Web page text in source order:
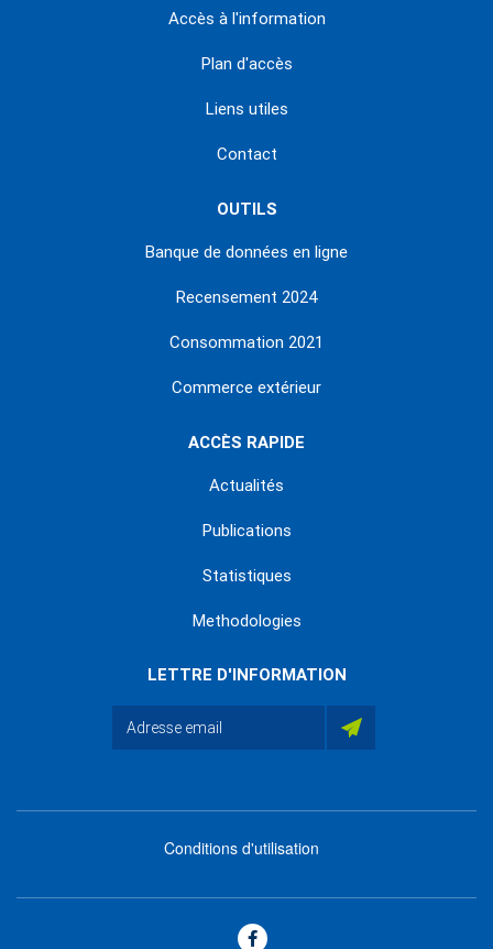
Accès à l'information
Plan d'accès
Liens utiles
Contact
OUTILS
Banque de données en ligne
Recensement 2024
Consommation 2021
Commerce extérieur
ACCÈS RAPIDE
Actualités
Publications
Statistiques
Methodologies
LETTRE D'INFORMATION
footer
Conditions d'utilisation